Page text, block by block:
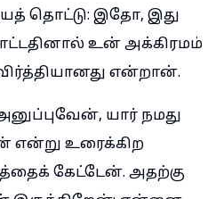
தொட்டு: இதோ, இது
உன் அக்கிரமம்
என்றான்.
யார் நமது
என்று உரைக்கிற
கேட்டேன். அதற்கு